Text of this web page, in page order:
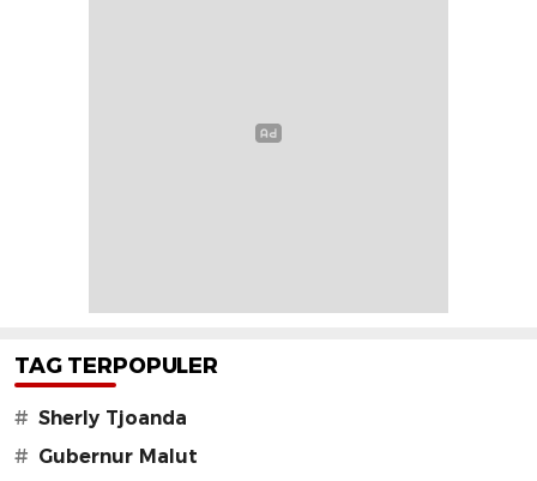
TAG TERPOPULER
# Sherly Tjoanda
# Gubernur Malut